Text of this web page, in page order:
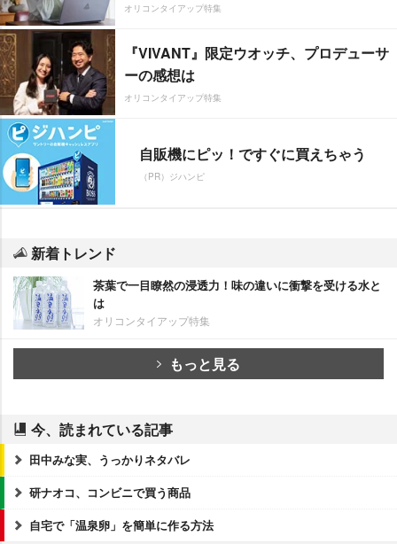
オリコンタイアップ特集
『VIVANT』限定ウオッチ、プロデューサ
ーの感想は
オリコンタイアップ特集
自販機にピッ！ですぐに買えちゃう
（PR）ジハンピ
新着トレンド
茶葉で一目瞭然の浸透力！味の違いに衝撃を受ける水と
は
オリコンタイアップ特集
もっと見る
今、読まれている記事
田中みな実、うっかりネタバレ
研ナオコ、コンビニで買う商品
自宅で「温泉卵」を簡単に作る方法